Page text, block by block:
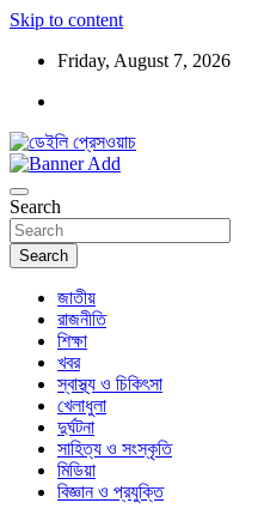
Skip to content
Friday, August 7, 2026
ডেইলি প্রেসওয়াচ
Search
Search
জাতীয়
রাজনীতি
শিক্ষা
খবর
স্বাস্থ্য ও চিকিৎসা
খেলাধুলা
দুর্ঘটনা
সাহিত্য ও সংস্কৃতি
মিডিয়া
বিজ্ঞান ও প্রযুক্তি